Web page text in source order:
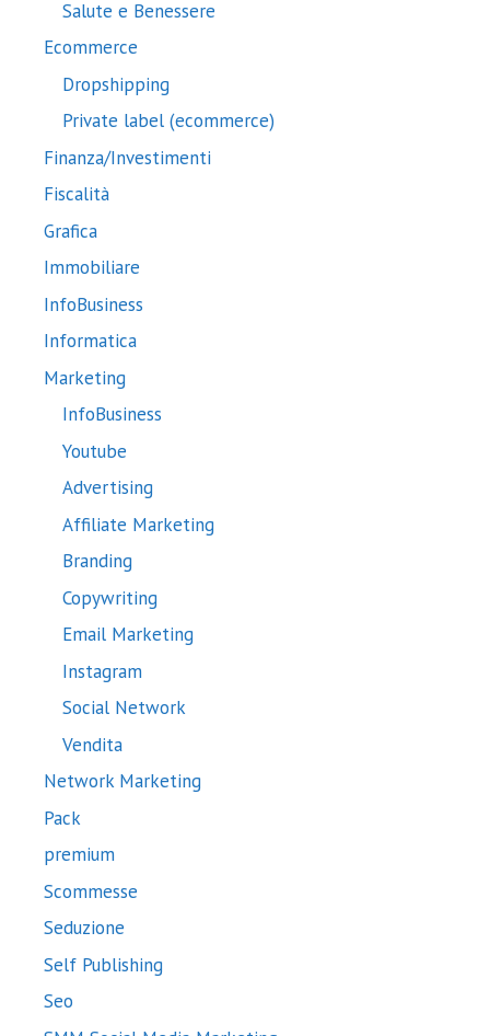
Salute e Benessere
Ecommerce
Dropshipping
Private label (ecommerce)
Finanza/Investimenti
Fiscalità
Grafica
Immobiliare
InfoBusiness
Informatica
Marketing
InfoBusiness
Youtube
Advertising
Affiliate Marketing
Branding
Copywriting
Email Marketing
Instagram
Social Network
Vendita
Network Marketing
Pack
premium
Scommesse
Seduzione
Self Publishing
Seo